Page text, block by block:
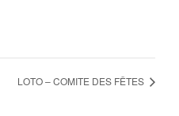
LOTO – COMITE DES FÊTES